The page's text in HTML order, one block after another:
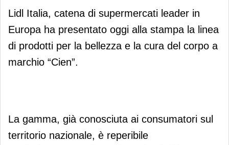
Lidl presenta la nuova linea Cien per
la cura di viso e corpo
Lidl Italia, catena di supermercati leader in
Europa ha presentato oggi alla stampa la linea
di prodotti per la bellezza e la cura del corpo a
marchio “Cien”.
La gamma, già conosciuta ai consumatori sul
territorio nazionale, è reperibile